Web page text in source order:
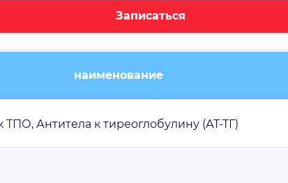
Записаться
наименование
ТПО, Антитела к тиреоглобулину (АТ-ТГ)